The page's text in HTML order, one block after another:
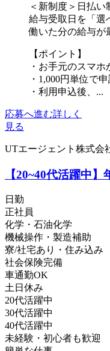
＜新制度＞日払い
給与受取日を「選
働いた分の給与が
【ポイント】
・お手元のスマ
・1,000円単位で申
・利用申込後、...
応募へ進む詳しく
見る
UTエージェント株式会
【20~40代活躍中
日勤
正社員
化学・石油化学
機械操作・製造補助
寮/社宅あり・住み込み
社会保険完備
車通勤OK
土日休み
20代活躍中
30代活躍中
40代活躍中
未経験・初心者も歓迎